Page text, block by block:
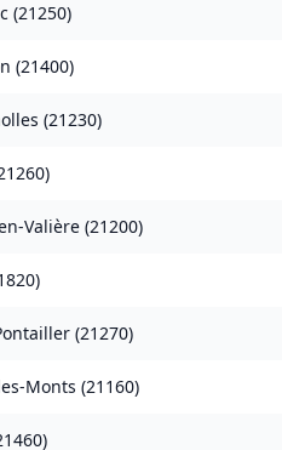
(21250)
(21400)
(21230)
)
Valière (21200)
)
(21270)
Monts (21160)
)